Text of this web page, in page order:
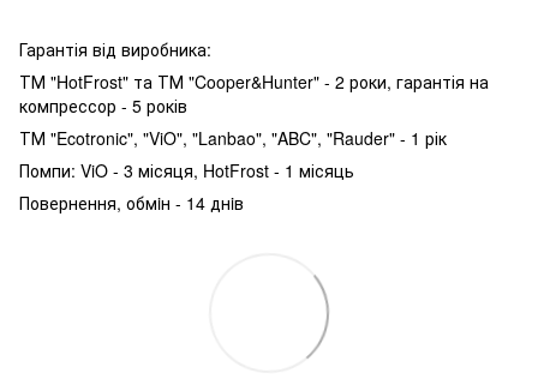
Гарантія від виробника:
ТМ "HotFrost" та ТМ "Cooper&Hunter" - 2 роки, гарантія на
компрессор - 5 років
ТМ "Ecotronic", "ViO", "Lanbao", "ABC", "Rauder" - 1 рік
Помпи: ViO - 3 місяця, HotFrost - 1 місяць
Повернення, обмiн - 14 днiв